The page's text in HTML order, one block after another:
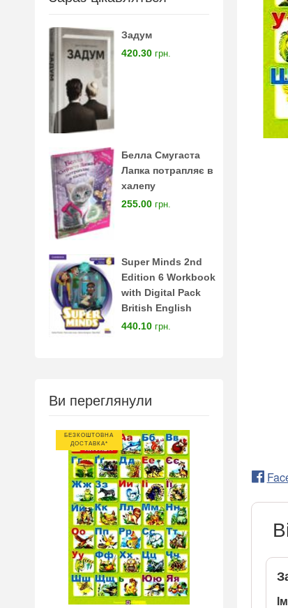
Задум
420.30 грн.
Белла Смугаста
Лапка потрапляє в
халепу
255.00 грн.
Super Minds 2nd
Edition 6 Workbook
with Digital Pack
British English
440.10 грн.
Ви переглянули
БЕЗКОШТОВНА
ДОСТАВКА*